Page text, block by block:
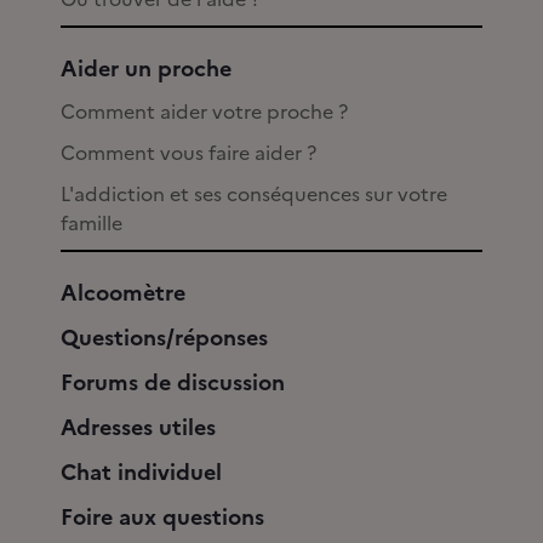
Aider un proche
Comment aider votre proche ?
Comment vous faire aider ?
L'addiction et ses conséquences sur votre
famille
Alcoomètre
Questions/réponses
Forums de discussion
Adresses utiles
Chat individuel
Foire aux questions